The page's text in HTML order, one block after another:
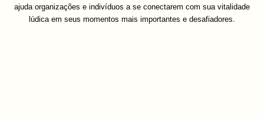
ajuda organizações e indivíduos a se conectarem com sua vitalidade
lúdica em seus momentos mais importantes e desafiadores.